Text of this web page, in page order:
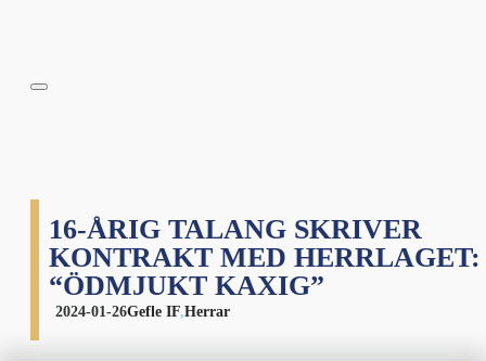
16-ÅRIG TALANG SKRIVER
KONTRAKT MED HERRLAGET:
“ÖDMJUKT KAXIG”
2024-01-26Gefle IF,Herrar